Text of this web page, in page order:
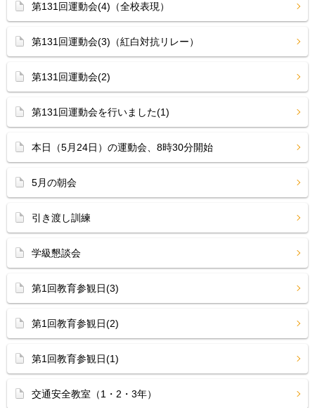
第131回運動会(4)（全校表現）
第131回運動会(3)（紅白対抗リレー）
第131回運動会(2)
第131回運動会を行いました(1)
本日（5月24日）の運動会、8時30分開始
5月の朝会
引き渡し訓練
学級懇談会
第1回教育参観日(3)
第1回教育参観日(2)
第1回教育参観日(1)
交通安全教室（1・2・3年）